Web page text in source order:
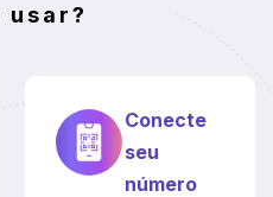
usar?
Conecte
seu
número